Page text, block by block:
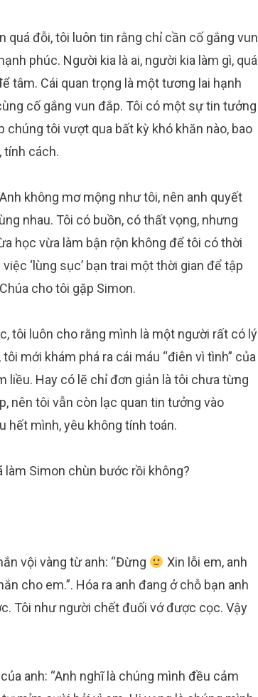
quá đỗi, tôi luôn tin rằng chỉ cần cố gắng vun
phúc. Người kia là ai, người kia làm gì, quá
tâm. Cái quan trọng là một tương lai hạnh
cố gắng vun đắp. Tôi có một sự tin tưởng
chúng tôi vượt qua bất kỳ khó khăn nào, bao
tính cách.
không mơ mộng như tôi, nên anh quyết
nhau. Tôi có buồn, có thất vọng, nhưng
học vừa làm bận rộn không để tôi có thời
‘lùng sục’ bạn trai một thời gian để tập
cho tôi gặp Simon.
tôi luôn cho rằng mình là một người rất có lý
mới khám phá ra cái máu “điên vì tình” của
liều. Hay có lẽ chỉ đơn giản là tôi chưa từng
nên tôi vẫn còn lạc quan tin tưởng vào
hết mình, yêu không tính toán.
làm Simon chùn bước rồi không?
vội vàng từ anh: “Đừng
Xin lỗi em, anh
cho em.”. Hóa ra anh đang ở chỗ bạn anh
Tôi như người chết đuối vớ được cọc. Vậy
anh: “Anh nghĩ là chúng mình đều cảm